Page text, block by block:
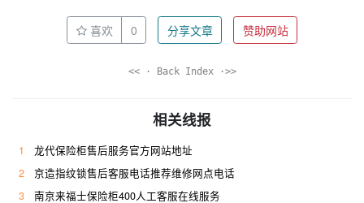
喜欢 0 分享文章 赞助网站
<< · Back Index ·>>
相关线报
1
龙代保险柜售后服务官方网站地址
2
京造指纹锁售后客服电话推荐维修网点电话
3
南京来福士保险柜400人工客服在线服务